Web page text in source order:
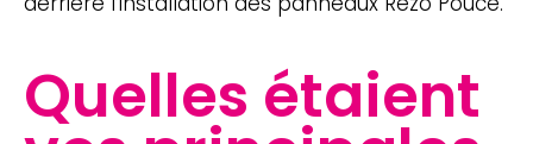
Quelles étaient